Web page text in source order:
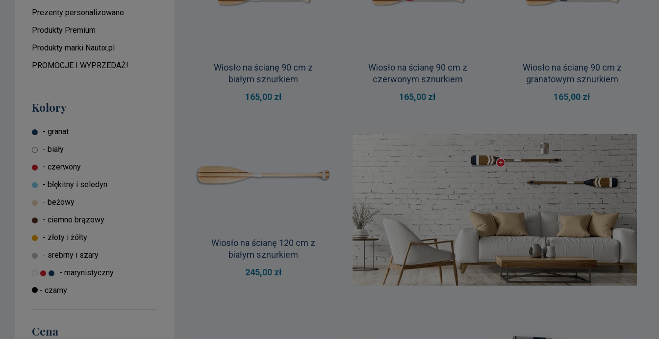
Cena
Prezenty personalizowane
Produkty Premium
Produkty marki Nautix.pl
PROMOCJE I WYPRZEDAŻ!
Kolory
- granat
- biały
- czerwony
- błękitny i seledyn
- beżowy
- ciemno brązowy
- złoty i żółty
- srebrny i szary
- marynistyczny
- czarny
Wiosło na ścianę 90 cm z
białym sznurkiem
165,00 zł
Wiosło na ścianę 90 cm z
czerwonym sznurkiem
165,00 zł
Wiosło na ścianę 90 cm z
granatowym sznurkiem
165,00 zł
Wiosło na ścianę 120 cm z
białym sznurkiem
245,00 zł